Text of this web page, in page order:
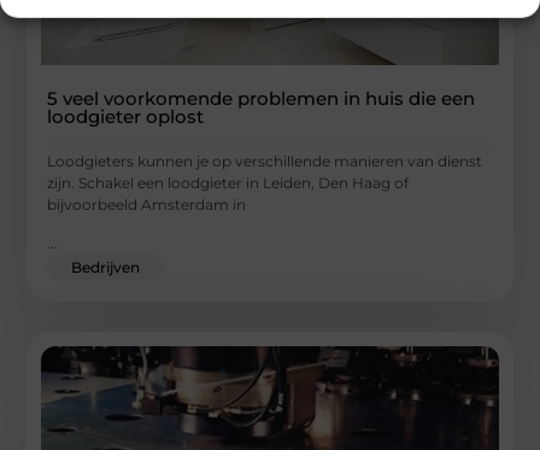
5 veel voorkomende problemen in huis die een
loodgieter oplost
Loodgieters kunnen je op verschillende manieren van dienst
zijn. Schakel een loodgieter in Leiden, Den Haag of
bijvoorbeeld Amsterdam in
...
Bedrijven